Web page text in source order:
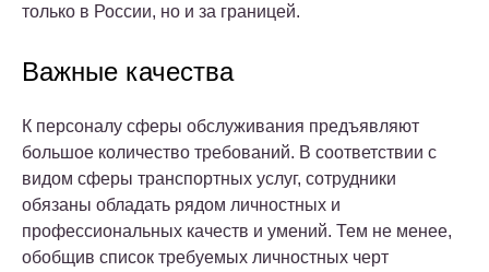
только в России, но и за границей.
Важные качества
К персоналу сферы обслуживания предъявляют
большое количество требований. В соответствии с
видом сферы транспортных услуг, сотрудники
обязаны обладать рядом личностных и
профессиональных качеств и умений. Тем не менее,
обобщив список требуемых личностных черт